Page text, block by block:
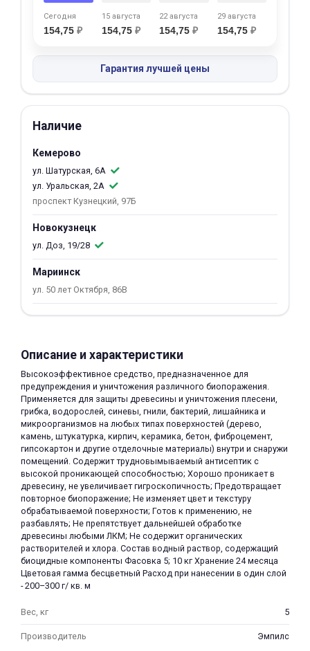
Сегодня
154,75 ₽
15 августа
154,75 ₽
22 августа
154,75 ₽
29 августа
154,75 ₽
Гарантия лучшей цены
Наличие
Кемерово
ул. Шатурская, 6А
ул. Уральская, 2А
проспект Кузнецкий, 97Б
Новокузнецк
ул. Доз, 19/28
Мариинск
ул. 50 лет Октября, 86В
Описание и характеристики
Высокоэффективное средство, предназначенное для
предупреждения и уничтожения различного биопоражения.
Применяется для защиты древесины и уничтожения плесени,
грибка, водорослей, синевы, гнили, бактерий, лишайника и
микроорганизмов на любых типах поверхностей (дерево,
камень, штукатурка, кирпич, керамика, бетон, фиброцемент,
гипсокартон и другие отделочные материалы) внутри и снаружи
помещений. Содержит трудновымываемый антисептик с
высокой проникающей способностью; Хорошо проникает в
древесину, не увеличивает гигроскопичность; Предотвращает
повторное биопоражение; Не изменяет цвет и текстуру
обрабатываемой поверхности; Готов к применению, не
разбавлять; Не препятствует дальнейшей обработке
древесины любыми ЛКМ; Не содержит органических
растворителей и хлора. Состав водный раствор, содержащий
биоцидные компоненты Фасовка 5; 10 кг Хранение 24 месяца
Цветовая гамма бесцветный Расход при нанесении в один слой
- 200–300 г/ кв. м
Вес, кг 5
Производитель Эмпилс
об оплате Плайтом
раз в 2 недели
Остались вопросы?
8 800 302-02-51